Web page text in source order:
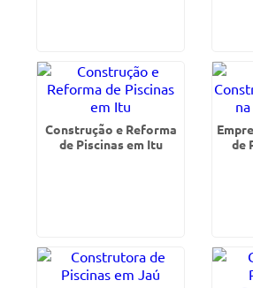
Construção e Reforma
de Piscinas em Itu
de